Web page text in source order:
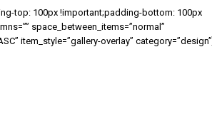
top: 100px !important;padding-bottom: 100px
space_between_items=”normal”
item_style=”gallery-overlay” category=”design”]